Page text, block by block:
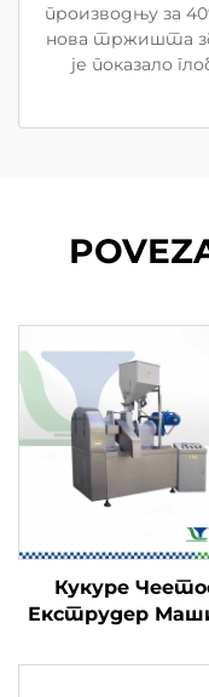
производњу за
нова тржишта
је показало
Кукуре
Екструдер